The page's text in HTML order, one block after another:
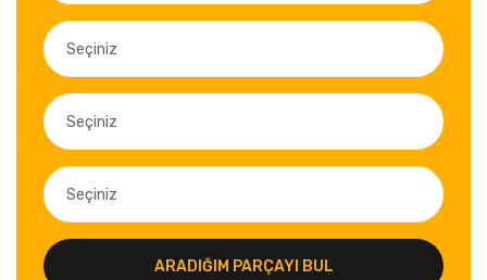
ARADIĞIM PARÇAYI BUL